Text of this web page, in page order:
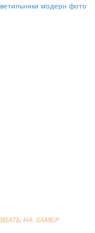
модерн фото
НА ЗАМЕР